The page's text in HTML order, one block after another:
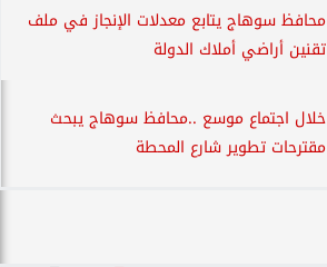
محافظ سوهاج يتابع معدلات الإنجاز في ملف
تقنين أراضي أملاك الدولة
خلال اجتماع موسع ..محافظ سوهاج يبحث
مقترحات تطوير شارع المحطة